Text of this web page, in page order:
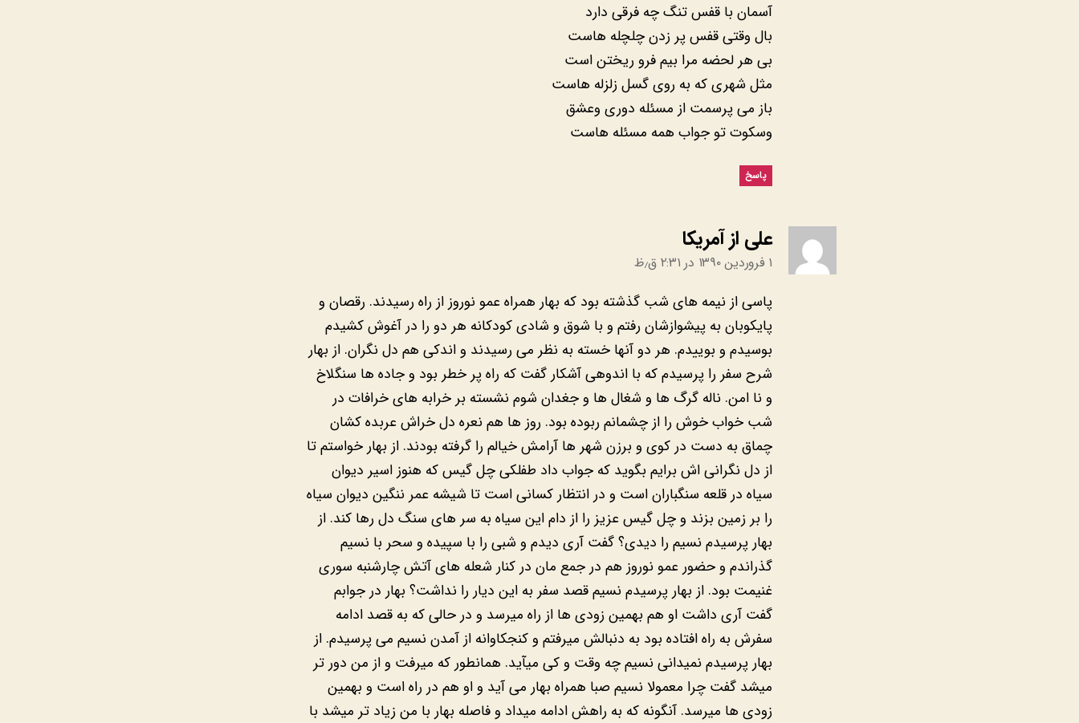
آسمان با قفس تنگ چه فرقی دارد
بال وقتی قفس پر زدن چلچله هاست
بی هر لحضه مرا بیم فرو ریختن است
مثل شهری که به روی گسل زلزله هاست
باز می پرسمت از مسئله دوری وعشق
وسکوت تو جواب همه مسئله هاست
پاسخ
علی از آمریکا
۱ فروردین ۱۳۹۰ در ۲:۳۱ ق٫ظ
پاسی از نیمه های شب گذشته بود که بهار همراه عمو نوروز از راه رسیدند. رقصان و
پایکوبان به پیشوازشان رفتم و با شوق و شادی کودکانه هر دو را در آغوش کشیدم
بوسیدم و بوییدم. هر دو آنها خسته به نظر می رسیدند و اندکی هم دل نگران. از بهار
شرح سفر را پرسیدم که با اندوهی آشکار گفت که راه پر خطر بود و جاده ها سنگلاخ
و نا امن. ناله گرگ ها و شغال ها و جغدان شوم نشسته بر خرابه های خرافات در
شب خواب خوش را از چشمانم ربوده بود. روز ها هم نعره دل خراش عربده کشان
چماق به دست در کوی و برزن شهر ها آرامش خیالم را گرفته بودند. از بهار خواستم تا
از دل نگرانی اش برایم بگوید که جواب داد طفلکی چل گیس که هنوز اسیر دیوان
سیاه در قلعه سنگباران است و در انتظار کسانی است تا شیشه عمر ننگین دیوان سیاه
را بر زمین بزند و چل گیس عزیز را از دام این سیاه به سر های سنگ دل رها کند. از
بهار پرسیدم نسیم را دیدی؟ گفت آری دیدم و شبی را با سپیده و سحر با نسیم
گذراندم و حضور عمو نوروز هم در جمع مان در کنار شعله های آتش چارشنبه سوری
غنیمت بود. از بهار پرسیدم نسیم قصد سفر به این دیار را نداشت؟ بهار در جوابم
گفت آری داشت او هم بهمین زودی ها از راه میرسد و در حالی که به قصد ادامه
سفرش به راه افتاده بود به دنبالش میرفتم و کنجکاوانه از آمدن نسیم می پرسیدم. از
بهار پرسیدم نمیدانی نسیم چه وقت و کی میآید. همانطور که میرفت و از من دور تر
میشد گفت چرا معمولا نسیم صبا همراه بهار می آید و او هم در راه است و بهمین
زودی ها میرسد. آنگونه که به راهش ادامه میداد و فاصله بهار با من زیاد تر میشد با